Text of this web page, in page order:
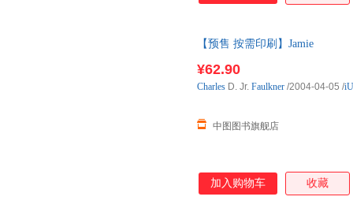
【预售 按需印刷】Jamie
¥62.90
中图图书旗舰店
Charles D. Jr. Faulkner /2004-04-05 /
加入购物车 收藏